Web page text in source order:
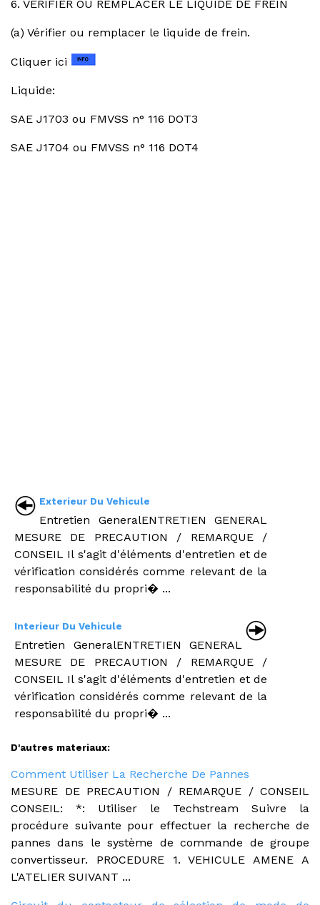
6. VERIFIER OU REMPLACER LE LIQUIDE DE FREIN
(a) Vérifier ou remplacer le liquide de frein.
Cliquer ici
Liquide:
SAE J1703 ou FMVSS n° 116 DOT3
SAE J1704 ou FMVSS n° 116 DOT4
Exterieur Du Vehicule
Entretien GeneralENTRETIEN GENERAL
MESURE DE PRECAUTION / REMARQUE /
CONSEIL Il s'agit d'éléments d'entretien et de
vérification considérés comme relevant de la
responsabilité du propri� ...
Interieur Du Vehicule
Entretien GeneralENTRETIEN GENERAL
MESURE DE PRECAUTION / REMARQUE /
CONSEIL Il s'agit d'éléments d'entretien et de
vérification considérés comme relevant de la
responsabilité du propri� ...
D'autres materiaux:
Comment Utiliser La Recherche De Pannes
MESURE DE PRECAUTION / REMARQUE / CONSEIL
CONSEIL: *: Utiliser le Techstream Suivre la
procédure suivante pour effectuer la recherche de
pannes dans le système de commande de groupe
convertisseur. PROCEDURE 1. VEHICULE AMENE A
L'ATELIER SUIVANT ...